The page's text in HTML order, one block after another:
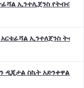
ኢንተሊጀንስ የትብብር
ኢንተለጀንስ
ዲጂታል ስኬት አድንቀዋል